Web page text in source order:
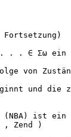
. . . ∈ Σω ein
von
und
(NBA) ist ein
Zend )